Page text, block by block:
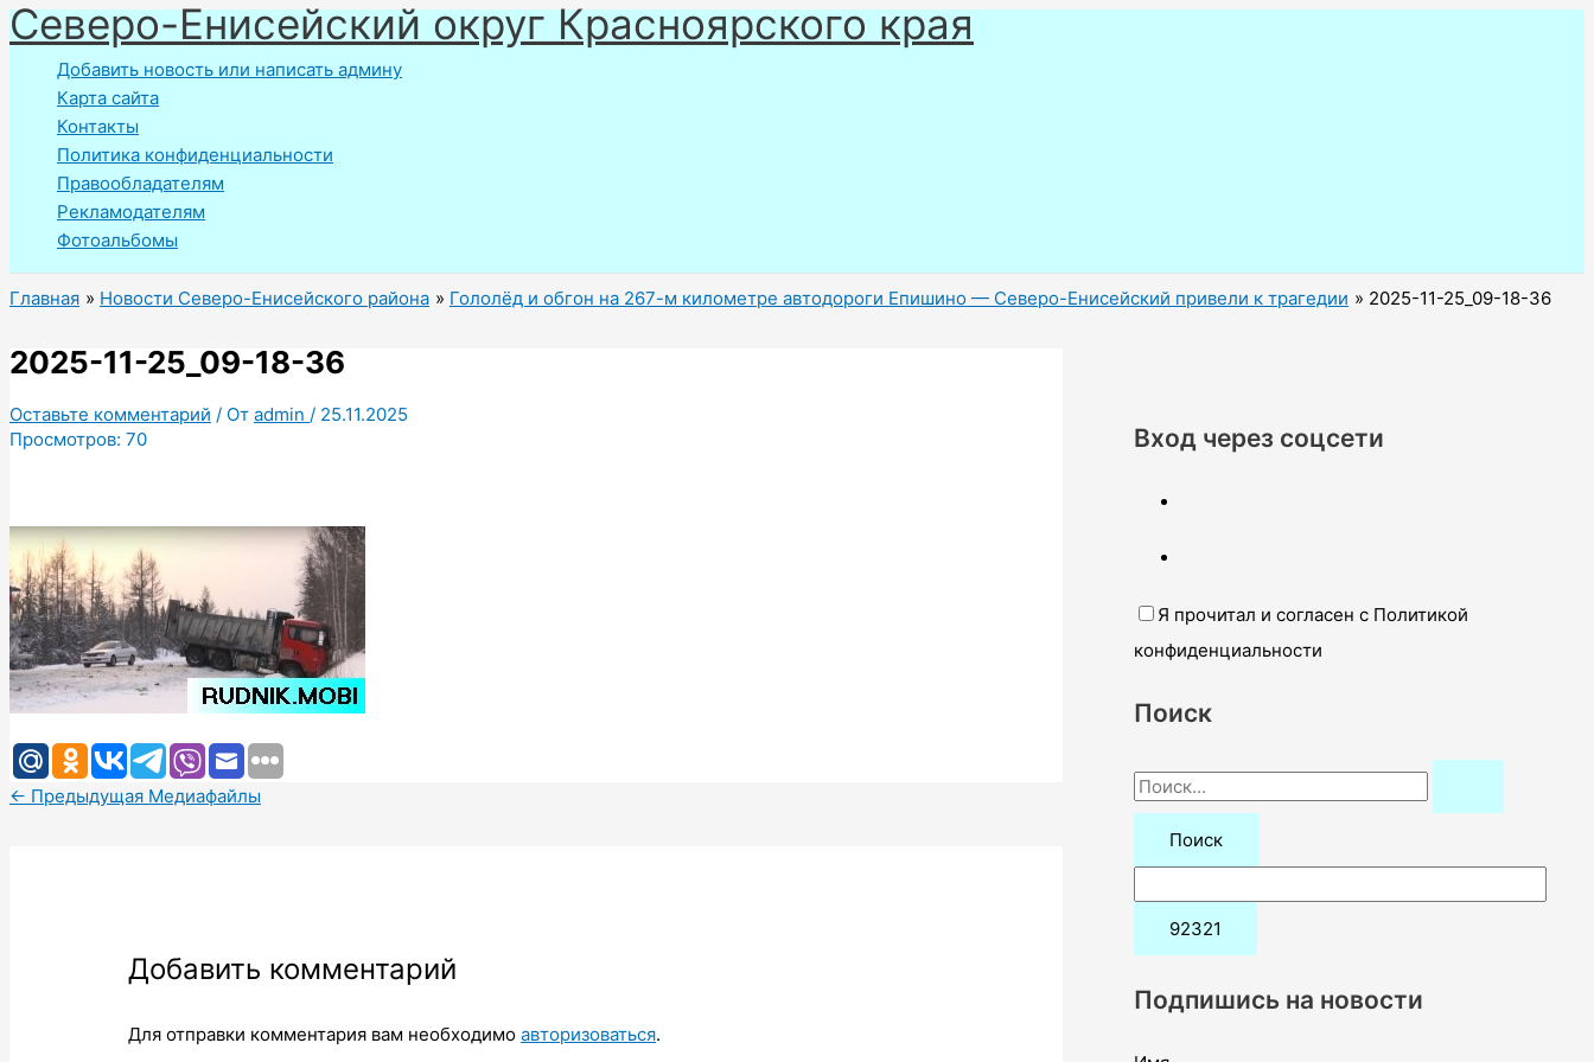
Перейти
к
содержимому
Северо-Енисейский округ Красноярского края
Добавить новость или написать админу
Карта сайта
Контакты
Политика конфиденциальности
Правообладателям
Рекламодателям
Фотоальбомы
Главная Новости Северо-Енисейского района Гололёд и обгон на 267-м километре автодороги Епишино — Северо-Енисейский привели к трагедии 2025-11-25_09-18-36
2025-11-25_09-18-36
Оставьте комментарий / От admin / 25.11.2025
Просмотров: 70
← Предыдущая Медиафайлы
Добавить комментарий
Для отправки комментария вам необходимоавторизоваться.
Вход через соцсети
Я прочитал и согласен с Политикой
конфиденциальности
Поиск
П
о
:
Подпишись на новости